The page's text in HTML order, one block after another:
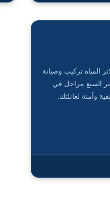
المياه تركيب وصيانة
السبع مراحل في
وآمنة لعائلتك.